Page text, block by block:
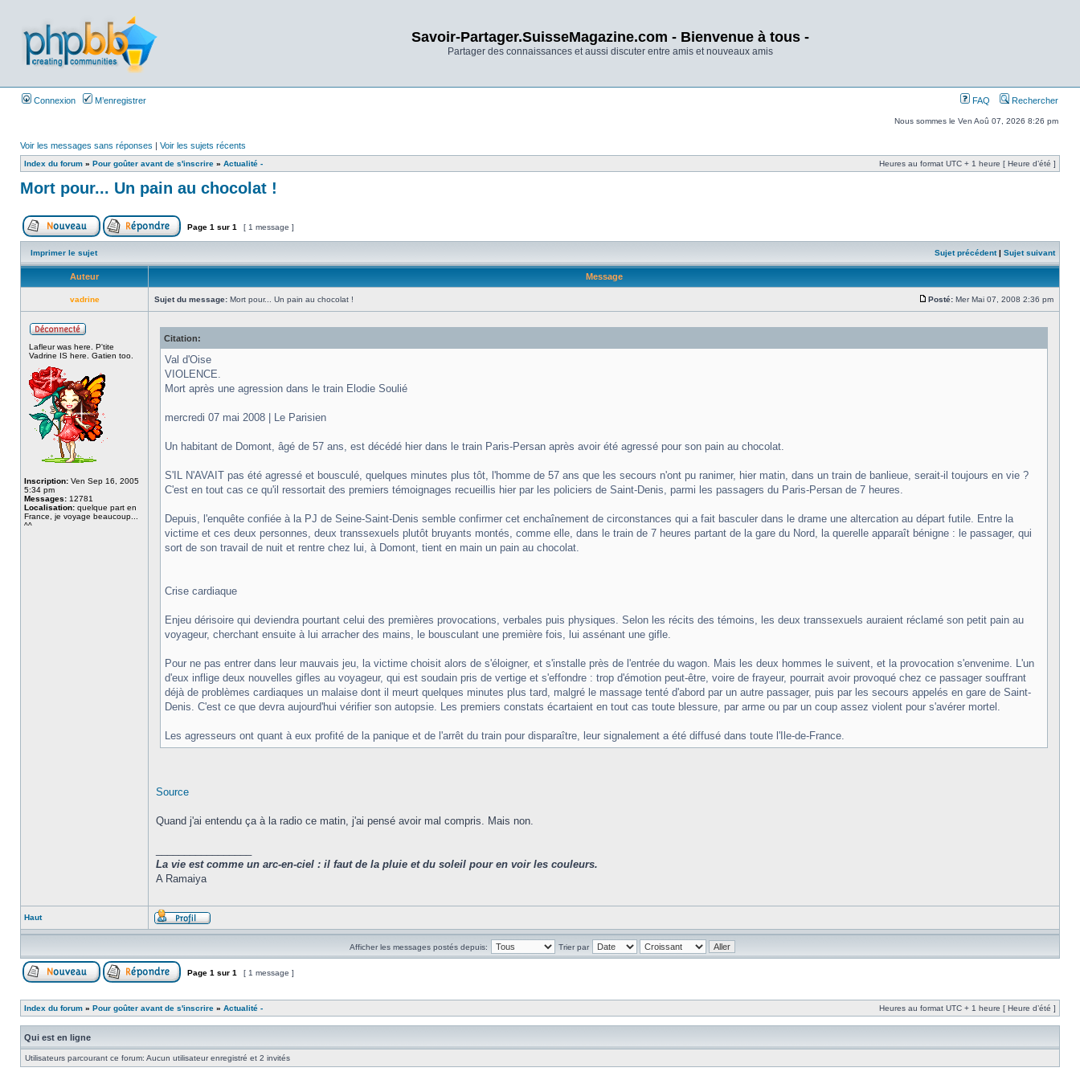
Savoir-Partager.SuisseMagazine.com - Bienvenue à tous -
Partager des connaissances et aussi discuter entre amis et nouveaux amis
Connexion M’enregistrer FAQ Rechercher
Nous sommes le Ven Aoû 07, 2026 8:26 pm
Voir les messages sans réponses | Voir les sujets récents
Index du forum » Pour goûter avant de s'inscrire » Actualité - Heures au format UTC + 1 heure [ Heure d’été ]
Mort pour... Un pain au chocolat !
Page 1 sur 1 [ 1 message ]
Imprimer le sujet Sujet précédent| Sujet suivant
Auteur Message
vadrine Sujet du message: Mort pour... Un pain au chocolat ! Posté: Mer Mai 07, 2008 2:36 pm
Lafleur was here. P'tite
Vadrine IS here. Gatien too.
Inscription: Ven Sep 16, 2005
5:34 pm
Messages: 12781
Localisation: quelque part en
France, je voyage beaucoup...
^^
Citation:
Val d'Oise
VIOLENCE.
Mort après une agression dans le train Elodie Soulié
mercredi 07 mai 2008 | Le Parisien
Un habitant de Domont, âgé de 57 ans, est décédé hier dans le train Paris-Persan après avoir été agressé pour son pain au chocolat.
S'IL N'AVAIT pas été agressé et bousculé, quelques minutes plus tôt, l'homme de 57 ans que les secours n'ont pu ranimer, hier matin, dans un train de banlieue, serait-il toujours en vie ?
C'est en tout cas ce qu'il ressortait des premiers témoignages recueillis hier par les policiers de Saint-Denis, parmi les passagers du Paris-Persan de 7 heures.
Depuis, l'enquête confiée à la PJ de Seine-Saint-Denis semble confirmer cet enchaînement de circonstances qui a fait basculer dans le drame une altercation au départ futile. Entre la
victime et ces deux personnes, deux transsexuels plutôt bruyants montés, comme elle, dans le train de 7 heures partant de la gare du Nord, la querelle apparaît bénigne : le passager, qui
sort de son travail de nuit et rentre chez lui, à Domont, tient en main un pain au chocolat.
Crise cardiaque
Enjeu dérisoire qui deviendra pourtant celui des premières provocations, verbales puis physiques. Selon les récits des témoins, les deux transsexuels auraient réclamé son petit pain au
voyageur, cherchant ensuite à lui arracher des mains, le bousculant une première fois, lui assénant une gifle.
Pour ne pas entrer dans leur mauvais jeu, la victime choisit alors de s'éloigner, et s'installe près de l'entrée du wagon. Mais les deux hommes le suivent, et la provocation s'envenime. L'un
d'eux inflige deux nouvelles gifles au voyageur, qui est soudain pris de vertige et s'effondre : trop d'émotion peut-être, voire de frayeur, pourrait avoir provoqué chez ce passager souffrant
déjà de problèmes cardiaques un malaise dont il meurt quelques minutes plus tard, malgré le massage tenté d'abord par un autre passager, puis par les secours appelés en gare de Saint-
Denis. C'est ce que devra aujourd'hui vérifier son autopsie. Les premiers constats écartaient en tout cas toute blessure, par arme ou par un coup assez violent pour s'avérer mortel.
Les agresseurs ont quant à eux profité de la panique et de l'arrêt du train pour disparaître, leur signalement a été diffusé dans toute l'Ile-de-France.
Source
Quand j'ai entendu ça à la radio ce matin, j'ai pensé avoir mal compris. Mais non.
La vie est comme un arc-en-ciel : il faut de la pluie et du soleil pour en voir les couleurs.
A Ramaiya
Haut
Afficher les messages postés depuis: Trier par
Page 1 sur 1 [ 1 message ]
Index du forum » Pour goûter avant de s'inscrire » Actualité - Heures au format UTC + 1 heure [ Heure d’été ]
Qui est en ligne
Utilisateurs parcourant ce forum: Aucun utilisateur enregistré et 2 invités